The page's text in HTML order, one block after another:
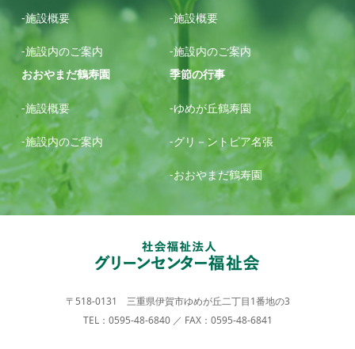
-施設概要
-施設内のご案内
-施設概要
-施設内のご案内
おおやまだ鶴寿園
-施設概要
-施設内のご案内
季節の行事
-ゆめが丘鶴寿園
-グリ－ントピア名張
-おおやまだ鶴寿園
〒518-0131 三重県伊賀市ゆめが丘二丁目1番地の3
TEL：0595-48-6840 ／ FAX：0595-48-6841